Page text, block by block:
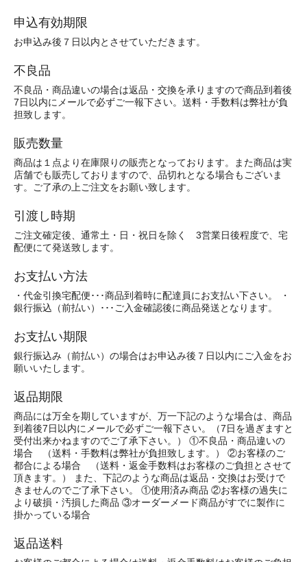
申込有効期限
お申込み後７日以内とさせていただきます。
不良品
不良品・商品違いの場合は返品・交換を承りますので商品到着後
7日以内にメールで必ずご一報下さい。送料・手数料は弊社が負
担致します。
販売数量
商品は１点より在庫限りの販売となっております。また商品は実
店舗でも販売しておりますので、品切れとなる場合もございま
す。ご了承の上ご注文をお願い致します。
引渡し時期
ご注文確定後、通常土・日・祝日を除く 3営業日後程度で、宅
配便にて発送致します。
お支払い方法
・代金引換宅配便･･･商品到着時に配達員にお支払い下さい。 ・
銀行振込（前払い）･･･ご入金確認後に商品発送となります。
お支払い期限
銀行振込み（前払い）の場合はお申込み後７日以内にご入金をお
願いいたします。
返品期限
商品には万全を期していますが、万一下記のような場合は、商品
到着後7日以内にメールで必ずご一報下さい。（7日を過ぎますと
受付出来かねますのでご了承下さい。） ①不良品・商品違いの
場合 （送料・手数料は弊社が負担致します。） ②お客様のご
都合による場合 （送料・返金手数料はお客様のご負担とさせて
頂きます。） また、下記のような商品は返品・交換はお受けで
きませんのでご了承下さい。 ①使用済み商品 ②お客様の過失に
より破損・汚損した商品 ③オーダーメード商品がすでに製作に
掛かっている場合
返品送料